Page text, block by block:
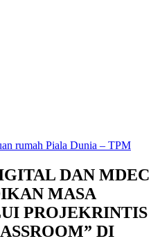
rumah Piala Dunia – TPM
DAN MDEC
MASA
PROJEKRINTIS
DI